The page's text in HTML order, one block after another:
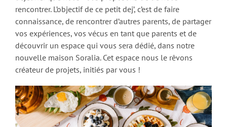
rencontrer. L’objectif de ce petit dej’, c’est de faire
connaissance, de rencontrer d’autres parents, de partager
vos expériences, vos vécus en tant que parents et de
découvrir un espace qui vous sera dédié, dans notre
nouvelle maison Soralia. Cet espace nous le rêvons
créateur de projets, initiés par vous !